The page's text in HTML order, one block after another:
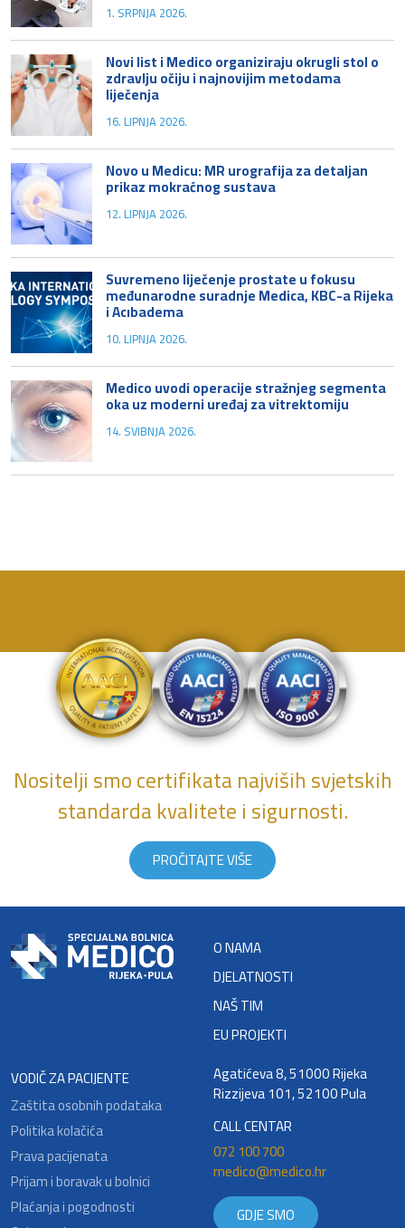
1. SRPNJA 2026.
Novi list i Medico organiziraju okrugli stol o
zdravlju očiju i najnovijim metodama
liječenja
16. LIPNJA 2026.
Novo u Medicu: MR urografija za detaljan
prikaz mokraćnog sustava
12. LIPNJA 2026.
Suvremeno liječenje prostate u fokusu
međunarodne suradnje Medica, KBC-a Rijeka
i Acıbadema
10. LIPNJA 2026.
Medico uvodi operacije stražnjeg segmenta
oka uz moderni uređaj za vitrektomiju
14. SVIBNJA 2026.
Nositelji smo certifikata najviših svjetskih
standarda kvalitete i sigurnosti.
PROČITAJTE VIŠE
O NAMA
DJELATNOSTI
NAŠ TIM
EU PROJEKTI
VODIČ ZA PACIJENTE
Zaštita osobnih podataka
Politika kolačića
Prava pacijenata
Prijam i boravak u bolnici
Plaćanja i pogodnosti
Agatićeva 8, 51000 Rijeka
Rizzijeva 101, 52100 Pula
CALL CENTAR
072 100 700
medico@medico.hr
GDJE SMO